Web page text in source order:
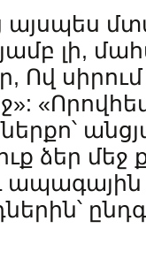
այսպես
լի,
Ով
ձեր մեջ